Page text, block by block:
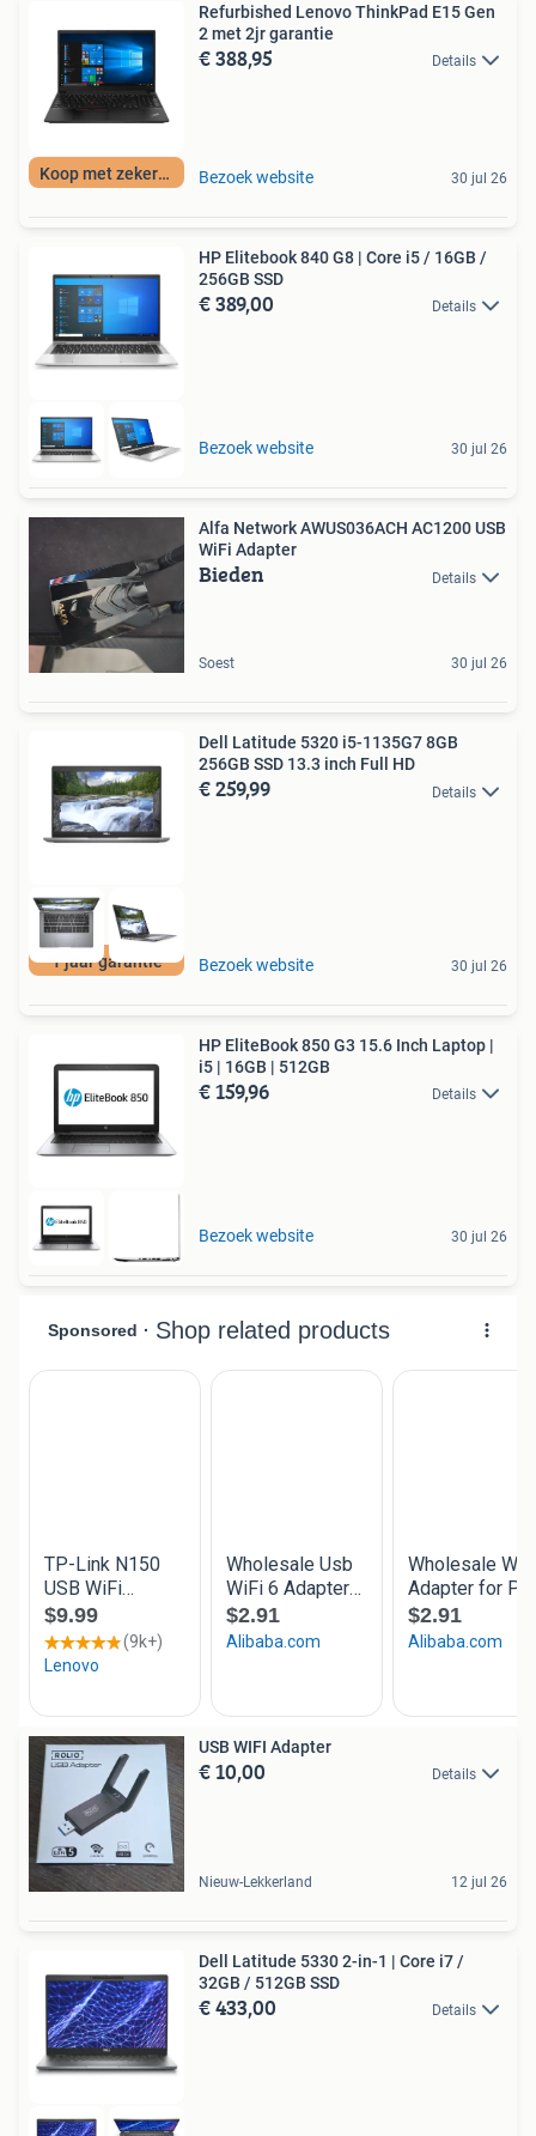
Koop met zekerheid
Refurbished Lenovo ThinkPad E15 Gen
2 met 2jr garantie
€ 388,95 Details
Bezoek website 30 jul 26
HP Elitebook 840 G8 | Core i5 / 16GB /
256GB SSD
€ 389,00 Details
Bezoek website 30 jul 26
Alfa Network AWUS036ACH AC1200 USB
WiFi Adapter
Bieden Details
Soest 30 jul 26
1 jaar garantie
Dell Latitude 5320 i5-1135G7 8GB
256GB SSD 13.3 inch Full HD
€ 259,99 Details
Bezoek website 30 jul 26
HP EliteBook 850 G3 15.6 Inch Laptop |
i5 | 16GB | 512GB
€ 159,96 Details
Bezoek website 30 jul 26
USB WIFI Adapter
€ 10,00 Details
Nieuw-Lekkerland 12 jul 26
Dell Latitude 5330 2-in-1 | Core i7 /
32GB / 512GB SSD
€ 433,00 Details